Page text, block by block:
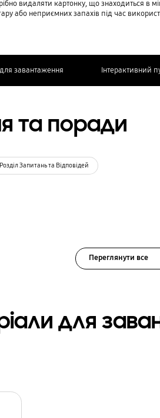
видаляти картонку, що знаходиться в
або неприємних запахів під час
завантаження Інтерактивний
та поради
Розділ Запитань та Відповідей
Переглянути все
для